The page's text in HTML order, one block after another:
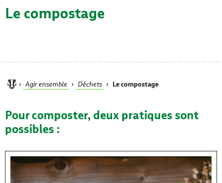
Le compostage
APEG
› Agir ensemble › Déchets › Le compostage
Pour composter, deux pratiques sont
possibles :